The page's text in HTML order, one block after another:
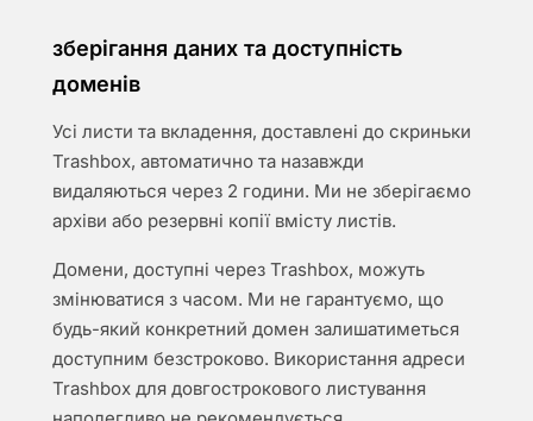
зберігання даних та доступність
доменів
Усі листи та вкладення, доставлені до скриньки
Trashbox, автоматично та назавжди
видаляються через 2 години. Ми не зберігаємо
архіви або резервні копії вмісту листів.
Домени, доступні через Trashbox, можуть
змінюватися з часом. Ми не гарантуємо, що
будь-який конкретний домен залишатиметься
доступним безстроково. Використання адреси
Trashbox для довгострокового листування